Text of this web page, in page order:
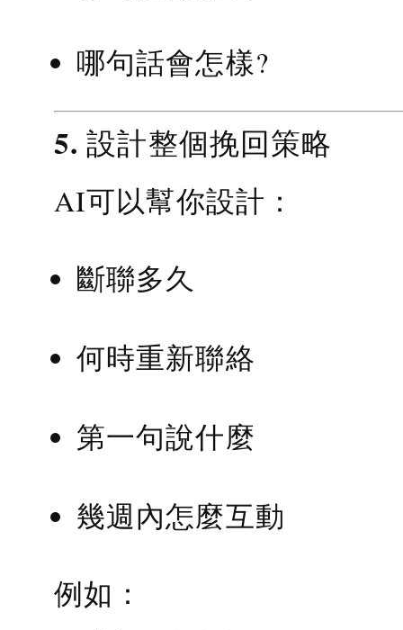
哪句話會怎樣?
5. 設計整個挽回策略
AI可以幫你設計：
斷聯多久
何時重新聯絡
第一句說什麼
幾週內怎麼互動
例如：